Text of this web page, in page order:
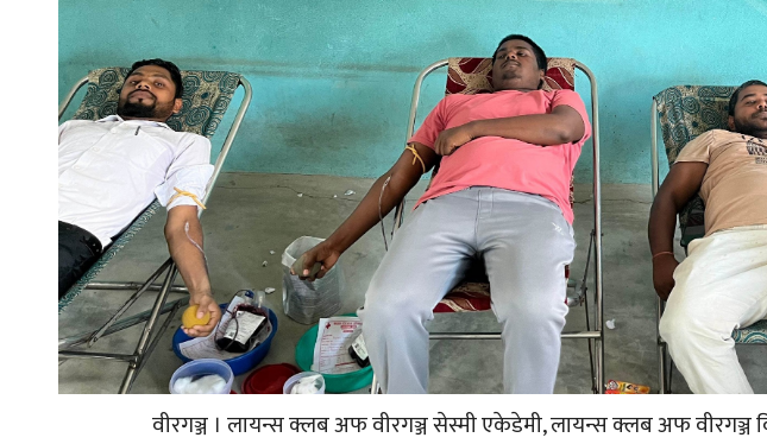
वीरगञ्ज । लायन्स क्लब अफ वीरगञ्ज सेस्मी एकेडेमी, लायन्स क्लब अफ